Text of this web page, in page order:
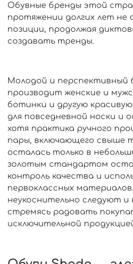
Обувные бренды этой
протяжении долгих лет не
позиции, продолжая
создавать тренды.
Молодой и перспективный
производит женские и
ботинки и другую
для повседневной носки и
хотя практика ручного
пары, включающего свыше
осталась только в
золотым стандартом
контроль качества и
первоклассных
неукоснительно следуют и
стремясь радовать
исключительной